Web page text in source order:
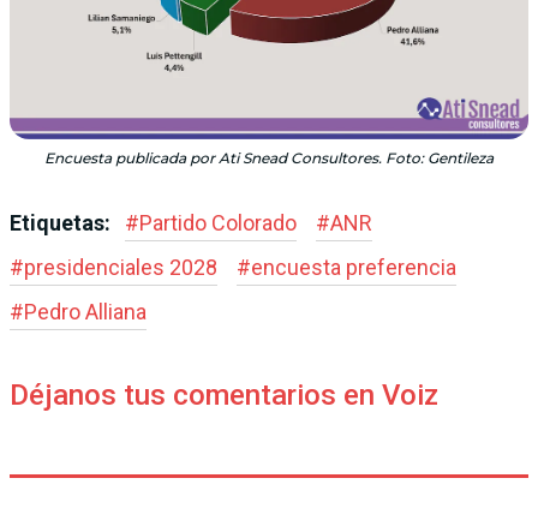
Encuesta publicada por Ati Snead Consultores. Foto: Gentileza
Etiquetas: #Partido Colorado #ANR
#presidenciales 2028 #encuesta preferencia
#Pedro Alliana
Déjanos tus comentarios en Voiz